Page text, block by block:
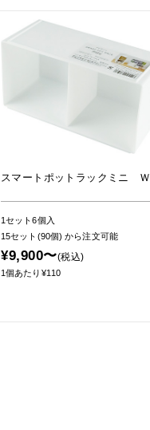
スマートポットラックミニ Ｗ
1セット6個入
15セット(90個)から注文可能
¥9,900〜(税込)
1個あたり¥110